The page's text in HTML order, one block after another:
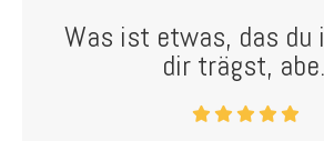
Was ist etwas, das du
dir trägst,